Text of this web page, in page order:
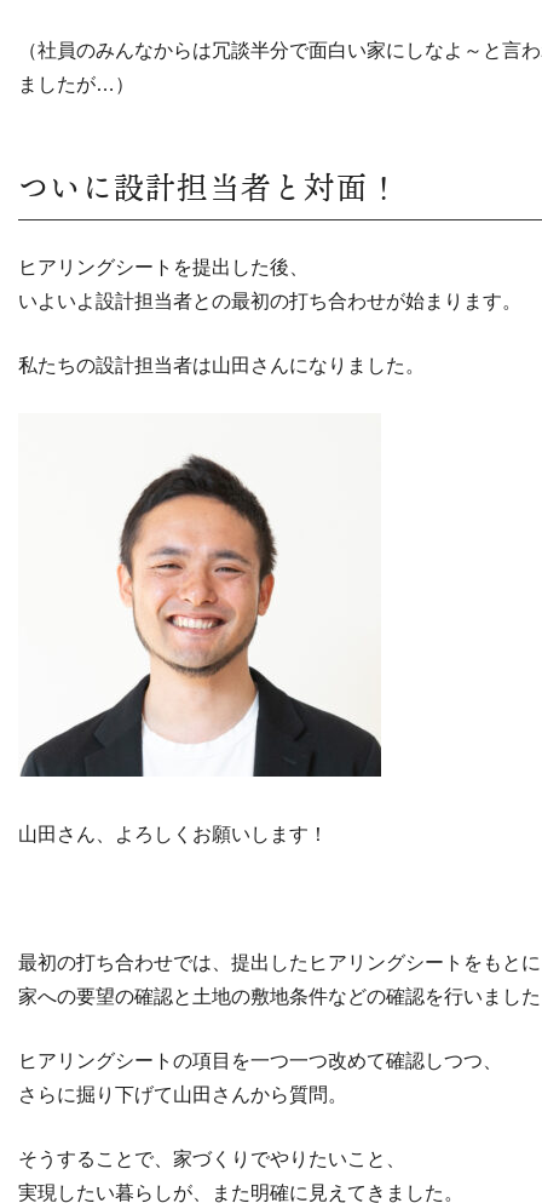
（社員のみんなからは冗談半分で面白い家にしなよ～と言
ましたが…）
ついに設計担当者と対面！
ヒアリングシートを提出した後、
いよいよ設計担当者との最初の打ち合わせが始まります。
私たちの設計担当者は山田さんになりました。
山田さん、よろしくお願いします！
最初の打ち合わせでは、提出したヒアリングシートをもとに
家への要望の確認と土地の敷地条件などの確認を行いまし
ヒアリングシートの項目を一つ一つ改めて確認しつつ、
さらに掘り下げて山田さんから質問。
そうすることで、家づくりでやりたいこと、
実現したい暮らしが、また明確に見えてきました。